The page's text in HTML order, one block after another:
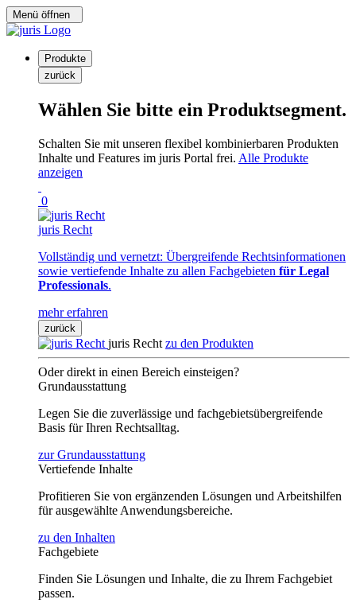
Menü öffnen
Produkte
zurück
Wählen Sie bitte ein Produktsegment.
Schalten Sie mit unseren flexibel kombinierbaren Produkten
Inhalte und Features im juris Portal frei. Alle Produkte
anzeigen
0
juris Recht
Vollständig und vernetzt: Übergreifende Rechtsinformationen
sowie vertiefende Inhalte zu allen Fachgebieten für Legal
Professionals.
mehr erfahren
zurück
juris Recht zu den Produkten
Oder direkt in einen Bereich einsteigen?
Grundausstattung
Legen Sie die zuverlässige und fachgebietsübergreifende
Basis für Ihren Rechtsalltag.
zur Grundausstattung
Vertiefende Inhalte
Profitieren Sie von ergänzenden Lösungen und Arbeitshilfen
für ausgewählte Anwendungsbereiche.
zu den Inhalten
Fachgebiete
Finden Sie Lösungen und Inhalte, die zu Ihrem Fachgebiet
passen.